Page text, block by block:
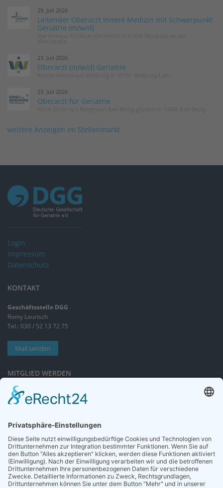
29. Juli 2026
Leitender Oberarzt Innere Medizin mit Schwerpunkt
Geriatrie (m/w/d)
23. Juli 2026
Oberarzt (m/w/d) Geriatrie
23. Juli 2026
Oberarzt für Geriatrie
weitere Anzeigen im Stellenmarkt
Login
Impressum
Datenschutz
KONTAKT
Geschäftsstelle DGG
Romy Laurisch
Tel.: 030 / 52 13 72 75
Mail senden
MITGLIED WERDEN
Sieben gute Gründe
für Ihre Mitgliedschaft
NEWSLETTER
Neuigkeiten rund um die Geriatrie und die DGG – regelmäßig in Ihrem